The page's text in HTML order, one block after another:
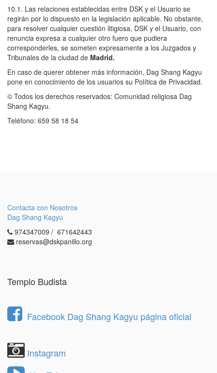
10.1. Las relaciones establecidas entre DSK y el Usuario se
regirán por lo dispuesto en la legislación aplicable. No obstante,
para resolver cualquier cuestión litigiosa, DSK y el Usuario, con
renuncia expresa a cualquier otro fuero que pudiera
corresponderles, se someten expresamente a los Juzgados y
Tribunales de la ciudad de Madrid.
En caso de querer obtener más información, Dag Shang Kagyu
pone en conocimiento de los usuarios su Política de Privacidad.
© Todos los derechos reservados: Comunidad religiosa Dag
Shang Kagyu.
Teléfono: 659 58 18 54
Contacta con Nosotros
Dag Shang Kagyu
974347009 / 671642443
reservas@dskpanillo.org
Templo Budista
Facebook Dag Shang Kagyu página oficial
Instagram